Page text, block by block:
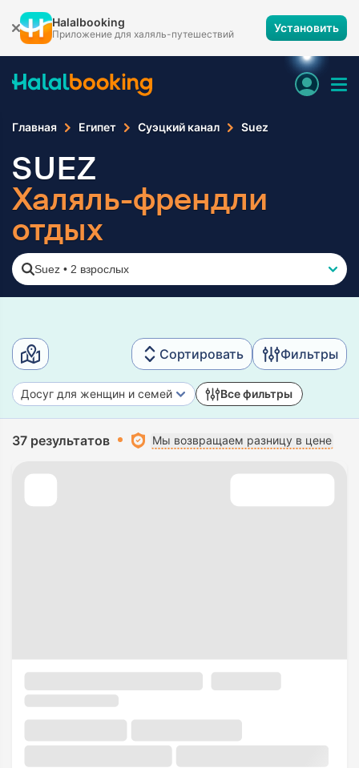
Halalbooking
Приложение для халяль-путешествий Установить
Главная Египет Суэцкий канал Suez
SUEZ
Халяль-френдли
отдых
Suez • 2 взрослых
Сортировать Фильтры
Досуг для женщин и семей Все фильтры
37 результатов Мы возвращаем разницу в цене